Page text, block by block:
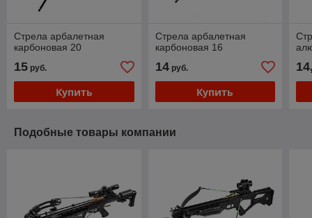
Стрела арбалетная
карбоновая 20
15 руб.
Купить
Стрела арбалетная
карбоновая 16
14руб.
Купить
Подобные товары компании